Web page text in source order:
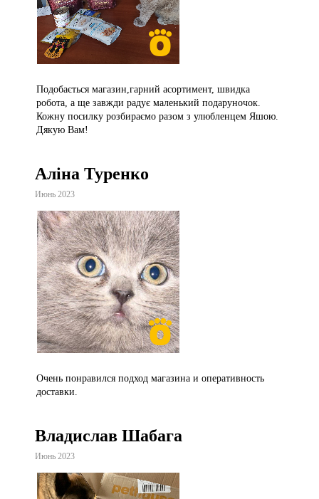
Подобається магазин,гарний асортимент, швидка
робота, а ще завжди радує маленький подаруночок.
Кожну посилку розбираємо разом з улюбленцем Яшою.
Дякую Вам!
Аліна Туренко
Июнь 2023
Очень понравился подход магазина и оперативность
доставки.
Владислав Шабага
Июнь 2023